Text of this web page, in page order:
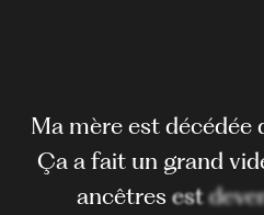
Ma mère est décédée
Ça a fait un grand
ancêtres est